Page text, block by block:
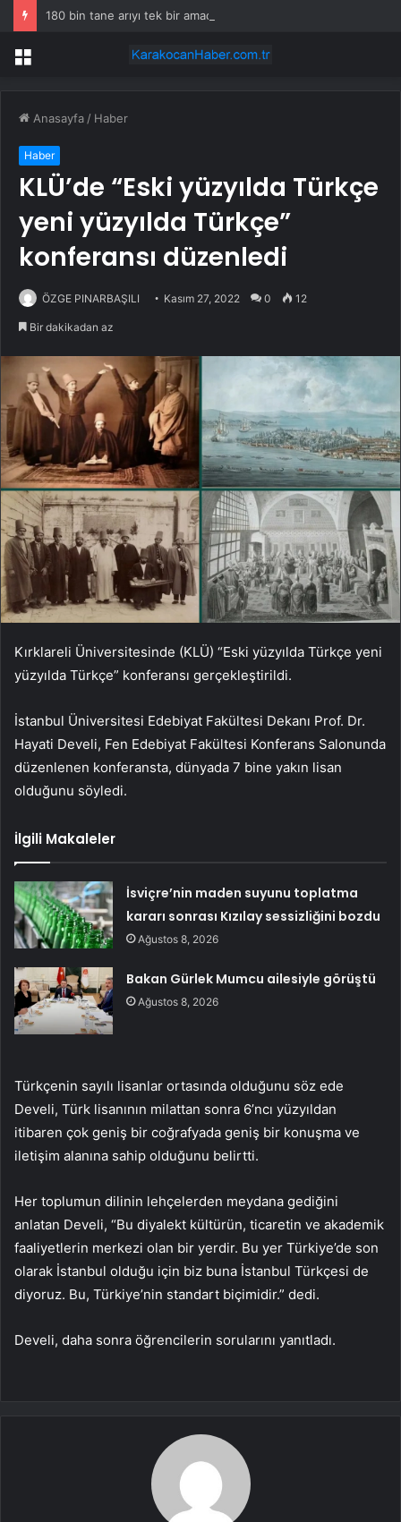
180 bin tane arıyı tek bir amaç doğaya saldılar
Menü
Anasayfa / Haber
Haber
KLÜ’de “Eski yüzyılda Türkçe
yeni yüzyılda Türkçe”
konferansı düzenledi
ÖZGE PINARBAŞILI Kasım 27, 2022 0 12
Bir dakikadan az
Kırklareli Üniversitesinde (KLÜ) “Eski yüzyılda Türkçe yeni
yüzyılda Türkçe” konferansı gerçekleştirildi.
İstanbul Üniversitesi Edebiyat Fakültesi Dekanı Prof. Dr.
Hayati Develi, Fen Edebiyat Fakültesi Konferans Salonunda
düzenlenen konferansta, dünyada 7 bine yakın lisan
olduğunu söyledi.
İlgili Makaleler
İsviçre’nin maden suyunu toplatma
kararı sonrası Kızılay sessizliğini bozdu
Ağustos 8, 2026
Bakan Gürlek Mumcu ailesiyle görüştü
Ağustos 8, 2026
Türkçenin sayılı lisanlar ortasında olduğunu söz ede
Develi, Türk lisanının milattan sonra 6’ncı yüzyıldan
itibaren çok geniş bir coğrafyada geniş bir konuşma ve
iletişim alanına sahip olduğunu belirtti.
Her toplumun dilinin lehçelerden meydana gediğini
anlatan Develi, “Bu diyalekt kültürün, ticaretin ve akademik
faaliyetlerin merkezi olan bir yerdir. Bu yer Türkiye’de son
olarak İstanbul olduğu için biz buna İstanbul Türkçesi de
diyoruz. Bu, Türkiye’nin standart biçimidir.” dedi.
Develi, daha sonra öğrencilerin sorularını yanıtladı.